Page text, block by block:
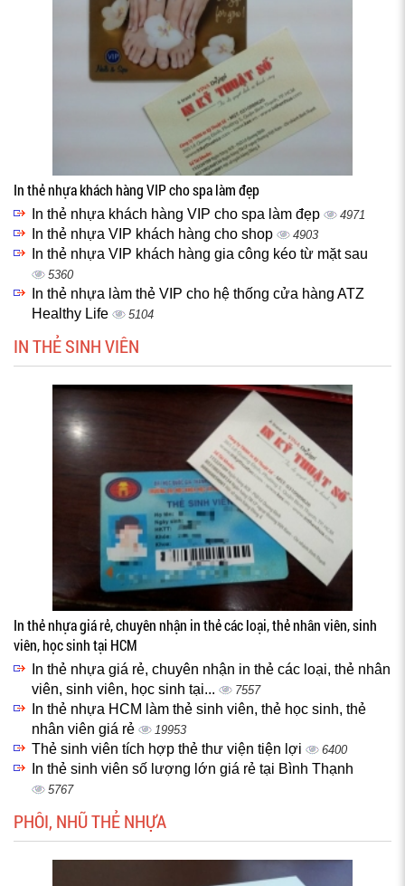
In thẻ nhựa khách hàng VIP cho spa làm đẹp
In thẻ nhựa khách hàng VIP cho spa làm đẹp 4971
In thẻ nhựa VIP khách hàng cho shop 4903
In thẻ nhựa VIP khách hàng gia công kéo từ mặt sau
5360
In thẻ nhựa làm thẻ VIP cho hệ thống cửa hàng ATZ
Healthy Life
5104
IN THẺ SINH VIÊN
In thẻ nhựa giá rẻ, chuyên nhận in thẻ các loại, thẻ nhân viên, sinh
viên, học sinh tại HCM
In thẻ nhựa giá rẻ, chuyên nhận in thẻ các loại, thẻ nhân
viên, sinh viên, học sinh tại...
7557
In thẻ nhựa HCM làm thẻ sinh viên, thẻ học sinh, thẻ
nhân viên giá rẻ
19953
Thẻ sinh viên tích hợp thẻ thư viện tiện lợi 6400
In thẻ sinh viên số lượng lớn giá rẻ tại Bình Thạnh
5767
PHÔI, NHŨ THẺ NHỰA